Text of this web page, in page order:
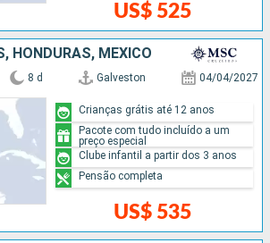
US$ 525
HONDURAS, MÉXICO
8 d Galveston 04/04/2027
US$ 535
Crianças grátis até 12 anos
Pacote com tudo incluído a um
preço especial
Clube infantil a partir dos 3 anos
Pensão completa